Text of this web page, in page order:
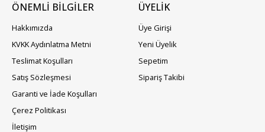
ÖNEMLİ BİLGİLER
Hakkımızda
KVKK Aydınlatma Metni
Teslimat Koşulları
Satış Sözleşmesi
Garanti ve İade Koşulları
Çerez Politikası
İletişim
ÜYELIK
Üye Girişi
Yeni Üyelik
Sepetim
Sipariş Takibi